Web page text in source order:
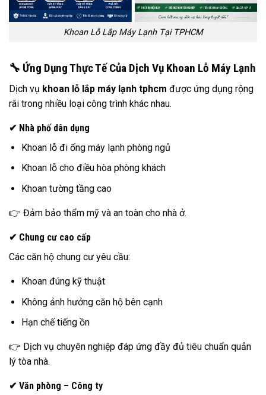
Khoan Lỗ Lắp Máy Lạnh Tại TPHCM
🔧 Ứng Dụng Thực Tế Của Dịch Vụ Khoan Lỗ Máy Lạnh
Dịch vụ khoan lỗ lắp máy lạnh tphcm được ứng dụng rộng
rãi trong nhiều loại công trình khác nhau.
✔ Nhà phố dân dụng
Khoan lỗ đi ống máy lạnh phòng ngủ
Khoan lỗ cho điều hòa phòng khách
Khoan tường tầng cao
👉 Đảm bảo thẩm mỹ và an toàn cho nhà ở.
✔ Chung cư cao cấp
Các căn hộ chung cư yêu cầu:
Khoan đúng kỹ thuật
Không ảnh hưởng căn hộ bên cạnh
Hạn chế tiếng ồn
👉 Dịch vụ chuyên nghiệp đáp ứng đầy đủ tiêu chuẩn quản
lý tòa nhà.
✔ Văn phòng – Công ty